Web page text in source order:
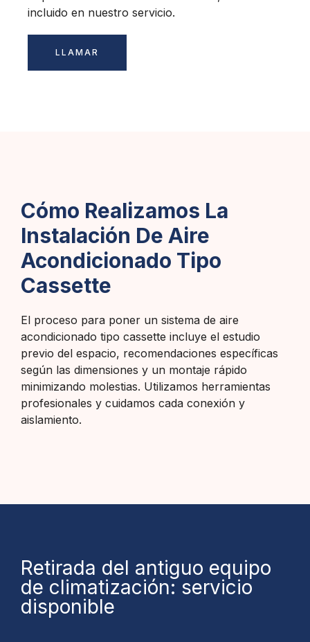
incluido en nuestro servicio.
LLAMAR
Cómo Realizamos La
Instalación De Aire
Acondicionado Tipo
Cassette
El proceso para poner un sistema de aire
acondicionado tipo cassette incluye el estudio
previo del espacio, recomendaciones específicas
según las dimensiones y un montaje rápido
minimizando molestias. Utilizamos herramientas
profesionales y cuidamos cada conexión y
aislamiento.
Retirada del antiguo equipo
de climatización: servicio
disponible